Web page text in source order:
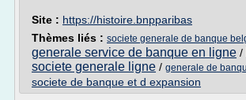
Site : https://histoire.bnpparibas
Thèmes liés : societe generale de banque
generale service de banque en ligne /
societe generale ligne / generale de
societe de banque et d expansion